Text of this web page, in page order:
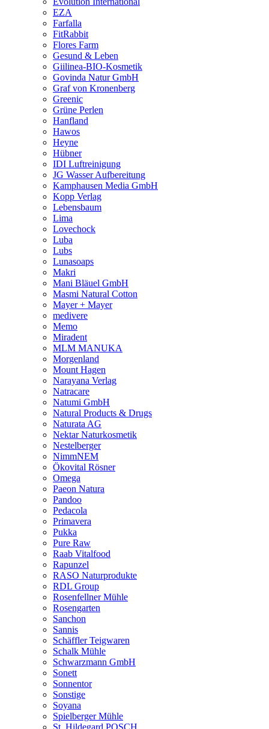
EZA
Farfalla
FitRabbit
Flores Farm
Gesund & Leben
Giilinea-BIO-Kosmetik
Govinda Natur GmbH
Graf von Kronenberg
Greenic
Grüne Perlen
Hanfland
Hawos
Heyne
Hübner
IDI Luftreinigung
JG Wasser Aufbereitung
Kamphausen Media GmbH
Kopp Verlag
Lebensbaum
Lima
Lovechock
Luba
Lubs
Lunasoaps
Makri
Mani Bläuel GmbH
Masmi Natural Cotton
Mayer + Mayer
medivere
Memo
Miradent
MLM MANUKA
Morgenland
Mount Hagen
Narayana Verlag
Natracare
Natumi GmbH
Natural Products & Drugs
Naturata AG
Nektar Naturkosmetik
Nestelberger
NimmNEM
Ökovital Rösner
Omega
Paeon Natura
Pandoo
Pedacola
Primavera
Pukka
Pure Raw
Raab Vitalfood
Rapunzel
RASO Naturprodukte
RDL Group
Rosenfellner Mühle
Rosengarten
Sanchon
Sannis
Schäffler Teigwaren
Schalk Mühle
Schwarzmann GmbH
Sonett
Sonnentor
Sonstige
Soyana
Spielberger Mühle